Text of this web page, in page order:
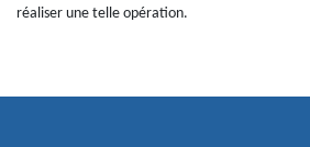
réaliser une telle opération.